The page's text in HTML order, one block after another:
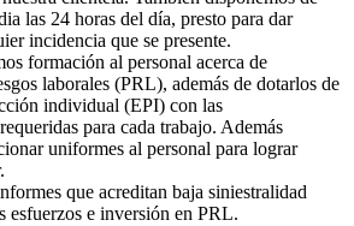
las 24 horas del día, presto para dar
incidencia que se presente.
formación al personal acerca de
laborales (PRL), además de dotarlos de
individual (EPI) con las
para cada trabajo. Además
uniformes al personal para lograr
que acreditan baja siniestralidad
esfuerzos e inversión en PRL.